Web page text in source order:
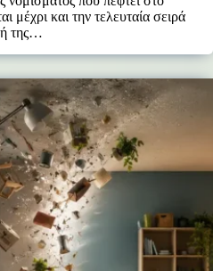
μέχρι και την τελευταία σειρά
της…